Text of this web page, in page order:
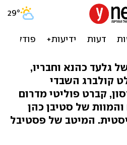
ואהבה
פסטיבל
גלעד כהנא וחבריו,
קולברג השבדי
קברט פוליטי מדרום
של סטיבן כהן
המיטב של פסטיבל